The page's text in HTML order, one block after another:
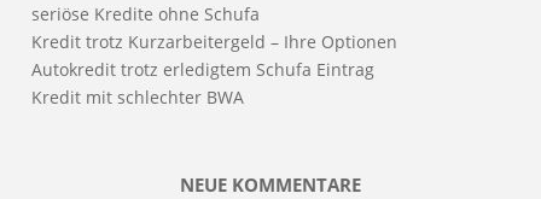
seriöse Kredite ohne Schufa
Kredit trotz Kurzarbeitergeld – Ihre Optionen
Autokredit trotz erledigtem Schufa Eintrag
Kredit mit schlechter BWA
NEUE KOMMENTARE